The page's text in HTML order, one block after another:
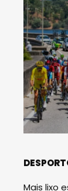
Mais lixo